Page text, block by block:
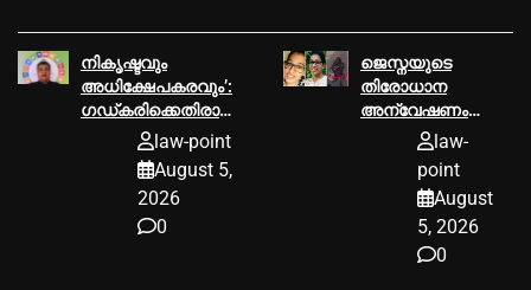
നികൃഷ്ടവും
അധിക്ഷേപകരവും’:
ഗഡ്കരിക്കെതിരായ
വ്യാജ പോസ്റ്റുകൾ
നീക്കാൻ ഉത്തരവ്
law-point
August 5,
2026
0
ജെസ്നയുടെ
തിരോധാന
അന്വേഷണം
അനന്തമായി
നീട്ടാനാകില്ലെന്ന്
ഹൈക്കോടതി
law-
point
August
5, 2026
0